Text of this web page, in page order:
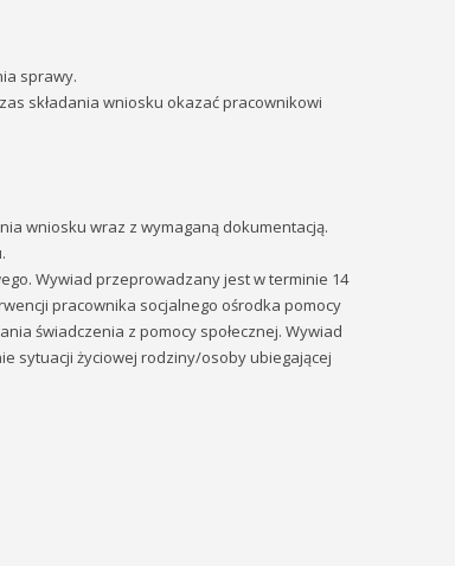
sprawy.
składania wniosku okazać pracownikowi
wniosku wraz z wymaganą dokumentacją.
Wywiad przeprowadzany jest w terminie 14
pracownika socjalnego ośrodka pomocy
świadczenia z pomocy społecznej. Wywiad
sytuacji życiowej rodziny/osoby ubiegającej